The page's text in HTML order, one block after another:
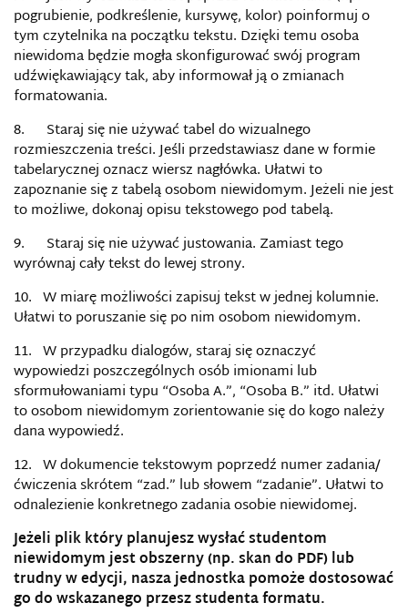
pogrubienie, podkreślenie, kursywę, kolor) poinformuj o
tym czytelnika na początku tekstu. Dzięki temu osoba
niewidoma będzie mogła skonfigurować swój program
udźwiękawiający tak, aby informował ją o zmianach
formatowania.
8. Staraj się nie używać tabel do wizualnego
rozmieszczenia treści. Jeśli przedstawiasz dane w formie
tabelarycznej oznacz wiersz nagłówka. Ułatwi to
zapoznanie sięz tabelą osobom niewidomym. Jeżeli nie jest
to możliwe, dokonaj opisu tekstowego pod tabelą.
9. Staraj się nie używać justowania. Zamiast tego
wyrównaj cały tekst do lewej strony.
10. W miarę możliwości zapisuj tekst w jednej kolumnie.
Ułatwi to poruszanie się po nim osobom niewidomym.
11. W przypadku dialogów, staraj się oznaczyć
wypowiedzi poszczególnych osób imionami lub
sformułowaniami typu “Osoba A.”, “Osoba B.” itd. Ułatwi
to osobom niewidomym zorientowanie się do kogo należy
dana wypowiedź.
12. W dokumencie tekstowym poprzedź numer zadania/
ćwiczenia skrótem “zad.” lub słowem “zadanie”. Ułatwi to
odnalezienie konkretnego zadania osobie niewidomej.
Jeżeli plik który planujesz wysłać studentom
niewidomym jest obszerny (np. skan do PDF) lub
trudny w edycji, nasza jednostka pomoże dostosować
go do wskazanego przesz studenta formatu.